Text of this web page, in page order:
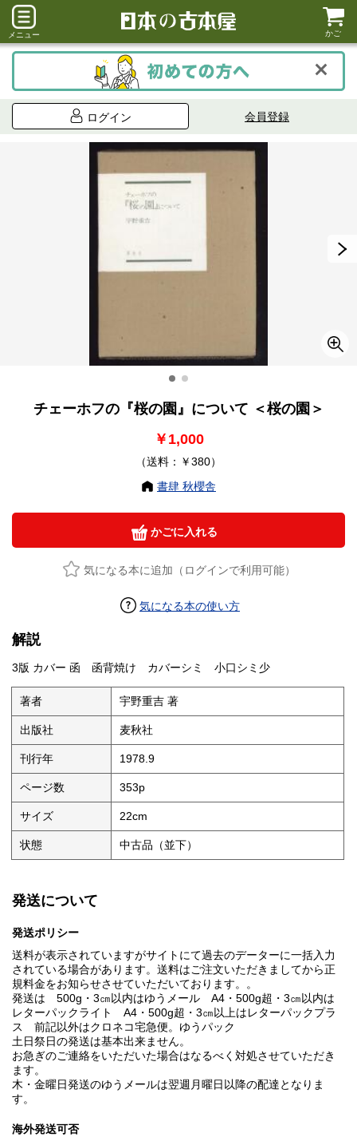
メニュー かご
ログイン 会員登録
チェーホフの『桜の園』について ＜桜の園＞
￥1,000
（送料：￥380）
書肆 秋櫻舎
かごに入れる
気になる本に追加（ログインで利用可能）
気になる本の使い方
解説
3版 カバー 函 函背焼け カバーシミ 小口シミ少
著者 宇野重吉 著
出版社 麦秋社
刊行年 1978.9
ページ数 353p
サイズ 22cm
状態 中古品（並下）
発送について
発送ポリシー
送料が表示されていますがサイトにて過去のデーターに一括入力
されている場合があります。送料はご注文いただきましてから正
規料金をお知らせさせていただいております。。
発送は 500g・3㎝以内はゆうメール A4・500g超・3㎝以内は
レターパックライト A4・500g超・3㎝以上はレターパックプラ
ス 前記以外はクロネコ宅急便。ゆうパック
土日祭日の発送は基本出来ません。
お急ぎのご連絡をいただいた場合はなるべく対処させていただき
ます。
木・金曜日発送のゆうメールは翌週月曜日以降の配達となりま
す。
海外発送可否